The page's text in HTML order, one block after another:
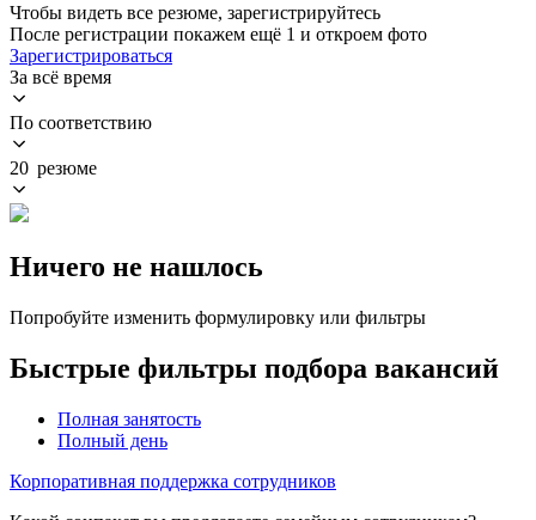
Чтобы видеть все резюме, зарегистрируйтесь
После регистрации покажем ещё 1 и откроем фото
Зарегистрироваться
За всё время
По соответствию
20 резюме
Ничего не нашлось
Попробуйте изменить формулировку или фильтры
Быстрые фильтры подбора вакансий
Полная занятость
Полный день
Корпоративная поддержка сотрудников